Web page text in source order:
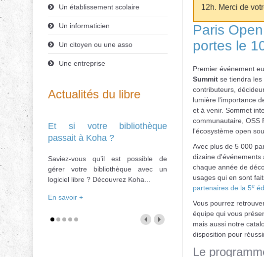
Un établissement scolaire
Un informaticien
Un citoyen ou une asso
Une entreprise
Actualités du libre
Et si votre bibliothèque
passait à Koha ?
Saviez-vous qu’il est possible de
gérer votre bibliothèque avec un
logiciel libre ? Découvrez Koha...
En savoir +
12h. Merci de
Paris
portes le
Premier événement
Summitse tiendra les
contributeurs,
lumière l'importance
et à venir. Sommet
communautaire, OSS
l'écosystème open
Avec plus de 5 000
dizaine d'événements
chaque année de
usages qui en sont
partenaires de la 5e
Vous pourrez
équipe qui vous
mais aussi notre
disposition pour
Le